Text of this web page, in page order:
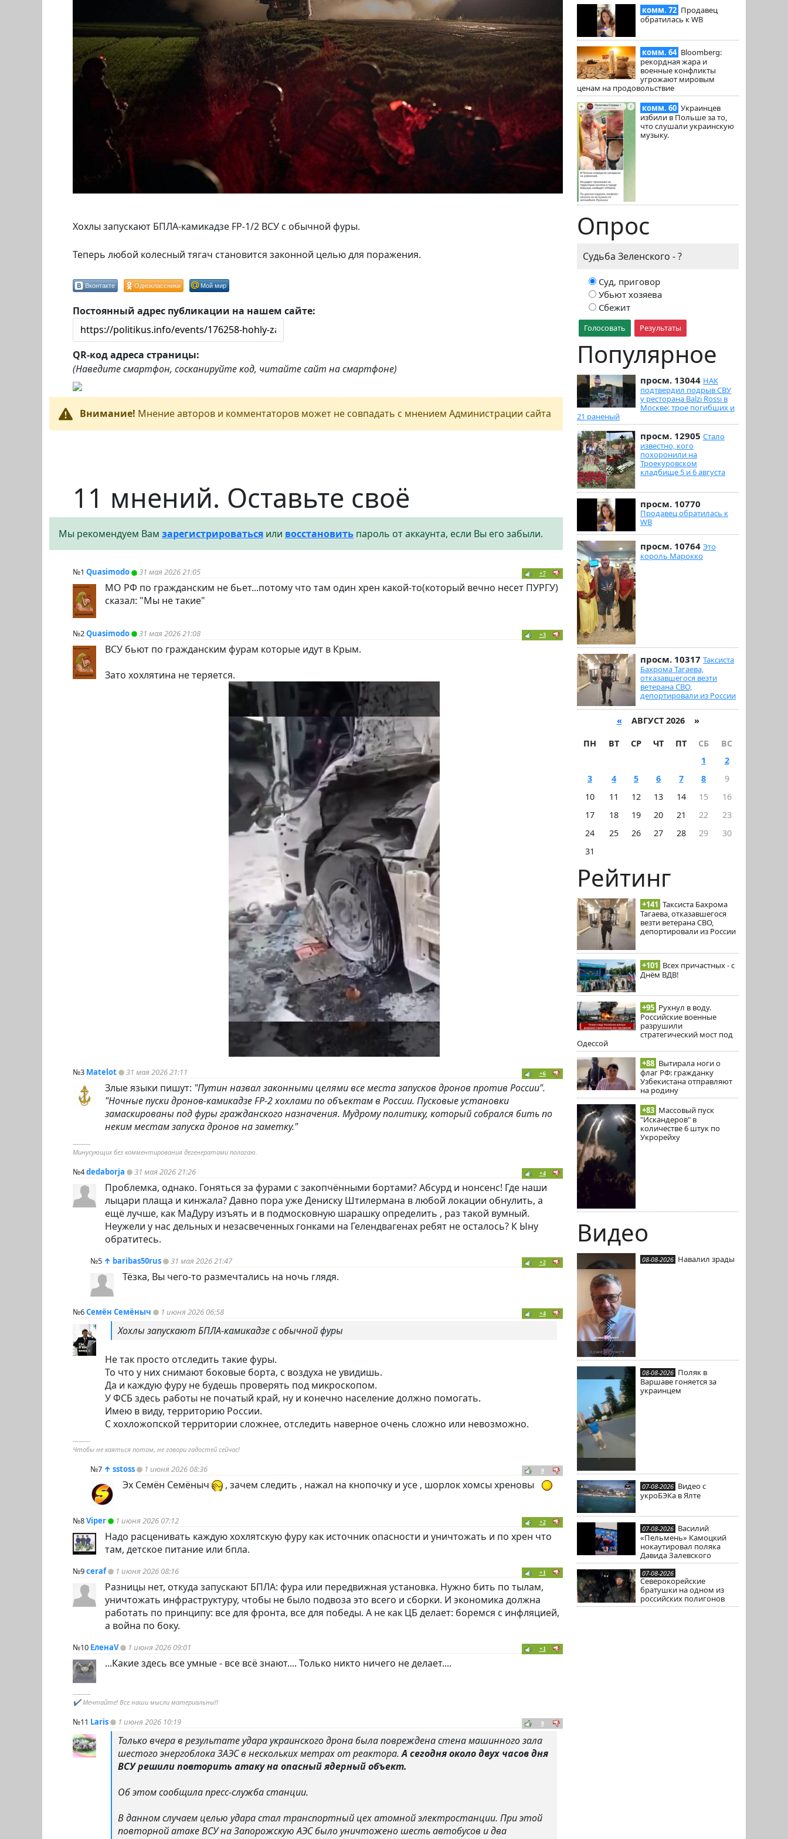
комм. 72 Продавец
обратилась к WB
комм. 64 Bloomberg:
рекордная жара и
военные конфликты
угрожают мировым
ценам на продовольствие
комм. 60 Украинцев
избили в Польше за то,
что слушали украинскую
музыку.
Опрос
Судьба Зеленского - ?
Суд, приговор
Убьют хозяева
Сбежит
Голосовать Результаты
Популярное
просм. 13044 НАК
подтвердил подрыв СВУ
у ресторана Balzi Rossi в
Москве: трое погибших и
21 раненый
просм. 12905 Стало
известно, кого
похоронили на
Троекуровском
кладбище 5 и 6 августа
просм. 10770
Продавец обратилась к
WB
просм. 10764 Это
король Марокко
просм. 10317 Таксиста
Бахрома Тагаева,
отказавшегося везти
ветерана СВО,
депортировали из России
« АВГУСТ 2026 »
ПН ВТ СР ЧТ ПТ СБ
ВС
1
2
3
4 5 6 7 8
9
10
11 12 13 14 15
16
17
18 19 20 21 22
23
24
25 26 27 28 29
30
31
Рейтинг
+141 Таксиста Бахрома
Тагаева, отказавшегося
везти ветерана СВО,
депортировали из России
+101 Всех причастных - с
Днём ВДВ!
+95 Рухнул в воду.
Российские военные
разрушили
стратегический мост под
Одессой
+88 Вытирала ноги о
флаг РФ: гражданку
Узбекистана отправляют
на родину
+83 Массовый пуск
"Искандеров" в
количестве 6 штук по
Укрорейху
Видео
08-08-2026 Навалил зрады
08-08-2026 Поляк в
Варшаве гоняется за
украинцем
07-08-2026 Видео с
укроБЭКа в Ялте
07-08-2026 Василий
«Пельмень» Камоцкий
нокаутировал поляка
Давида Залевского
07-08-2026
Северокорейские
братушки на одном из
российских полигонов
Хохлы запускают БПЛА-камикадзе FP-1/2 ВСУ с обычной фуры.
Теперь любой колесный тягач становится законной целью для поражения.
Вконтакте Одноклассники Мой мир
Постоянный адрес публикации на нашем сайте:
QR-код адреса страницы:
(Наведите смартфон, сосканируйте код, читайте сайт на смартфоне)
Внимание! Мнение авторов и комментаторов может не совпадать с мнением Администрации сайта
11 мнений. Оставьте своё
Мы рекомендуем Вам зарегистрироваться или восстановить пароль от аккаунта, если Вы его забыли.
№1 Quasimodo 31 мая 2026 21:05 +7
МО РФ по гражданским не бьет...потому что там один хрен какой-то(который вечно несет ПУРГУ)
сказал: "Мы не такие"
№2Quasimodo 31 мая 2026 21:08 +3
ВСУ бьют по гражданским фурам которые идут в Крым.
Зато хохлятина не теряется.
№3 Matelot 31 мая 2026 21:11 +6
Злые языки пишут: "Путин назвал законными целями все места запусков дронов против России".
"Ночные пуски дронов-камикадзе FP-2 хохлами по объектам в России. Пусковые установки
замаскированы под фуры гражданского назначения. Мудрому политику, который собрался бить по
неким местам запуска дронов на заметку."
----------
Минусующих без комментирования дегенератами полагаю.
№4dedaborja 31 мая 2026 21:26 +4
Проблемка, однако. Гоняться за фурами с закопчёнными бортами? Абсурд и нонсенс! Где наши
лыцари плаща и кинжала? Давно пора уже Дениску Штилермана в любой локации обнулить, а
ещё лучше, как МаДуру изъять и в подмосковную шарашку определить , раз такой вумный.
Неужели у нас дельных и незасвеченных гонками на Гелендвагенах ребят не осталось? К Ыну
обратитесь.
№5 ↑ baribas50rus 31 мая 2026 21:47 +2
Тёзка, Вы чего-то размечтались на ночь глядя.
№6Семён Семёныч 1 июня 2026 06:58 +4
Хохлы запускают БПЛА-камикадзе с обычной фуры
Не так просто отследить такие фуры.
То что у них снимают боковые борта, с воздуха не увидишь.
Да и каждую фуру не будешь проверять под микроскопом.
У ФСБ здесь работы не початый край, ну и конечно население должно помогать.
Имею в виду, территорию России.
С хохложопской территории сложнее, отследить наверное очень сложно или невозможно.
----------
Чтобы не каяться потом, не говори гадостей сейчас!
№7 ↑ sstoss 1 июня 2026 08:36 0
Эх Семён Семёныч , зачем следить , нажал на кнопочку и усе , шорлок хомсы хреновы
№8Viper 1 июня 2026 07:12 +2
Надо расценивать каждую хохлятскую фуру как источник опасности и уничтожать и по хрен что
там, детское питание или бпла.
№9ceraf 1 июня 2026 08:16 +1
Разницы нет, откуда запускают БПЛА: фура или передвижная установка. Нужно бить по тылам,
уничтожать инфраструктуру, чтобы не было подвоза это всего и сборки. И экономика должна
работать по принципу: все для фронта, все для победы. А не как ЦБ делает: боремся с инфляцией,
а война по боку.
№10 ЕленаV 1 июня 2026 09:01 +1
...Какие здесь все умные - все всё знают.... Только никто ничего не делает....
----------
✔ Мечтайте! Все наши мысли материальны!!
№11 Laris 1 июня 2026 10:19 0
Только вчера в результате удара украинского дрона была повреждена стена машинного зала
шестого энергоблока ЗАЭС в нескольких метрах от реактора.А сегодня около двух часов дня
ВСУ решили повторить атаку на опасный ядерный объект.
Об этом сообщила пресс-служба станции.
В данном случаем целью удара стал транспортный цех атомной электростанции. При этой
повторной атаке ВСУ на Запорожскую АЭС было уничтожено шесть автобусов и два